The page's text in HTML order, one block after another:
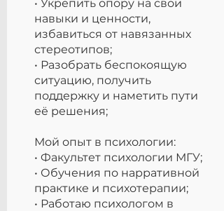
• Укрепить опору на свои
навыки и ценности,
избавиться от навязанных
стереотипов;
• Разобрать беспокоящую
ситуацию, получить
поддержку и наметить пути
её решения;
Мой опыт в психологии:
• Факультет психологии МГУ;
• Обучения по нарративной
практике и психотерапии;
• Работаю психологом в